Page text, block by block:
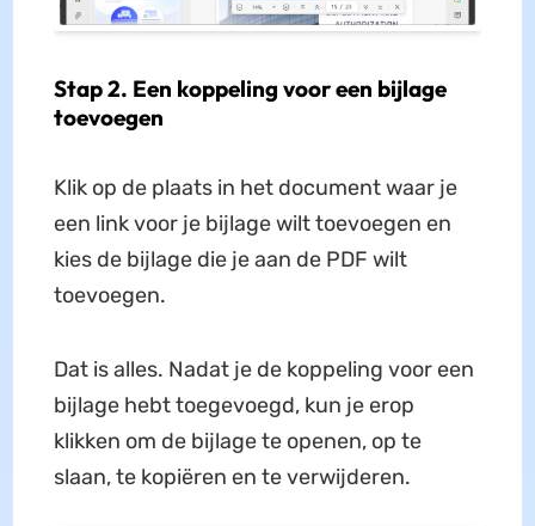
Stap 2. Een koppeling voor een bijlage
toevoegen
Klik op de plaats in het document waar je
een link voor je bijlage wilt toevoegen en
kies de bijlage die je aan de PDF wilt
toevoegen.
Dat is alles. Nadat je de koppeling voor een
bijlage hebt toegevoegd, kun je erop
klikken om de bijlage te openen, op te
slaan, te kopiëren en te verwijderen.